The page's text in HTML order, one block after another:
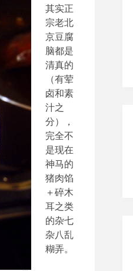
其实正
宗老北
京豆腐
脑都是
清真的
（有荤
卤和素
汁之
分），
完全不
是现在
神马的
猪肉馅
＋碎木
耳之类
的杂七
杂八乱
糊弄。